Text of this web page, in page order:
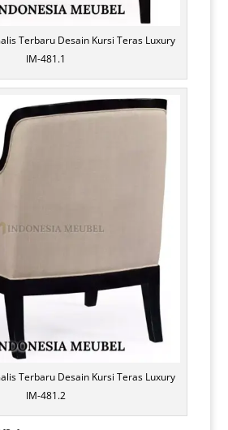
Terbaru Desain Kursi Teras Luxury
IM-481.1
Terbaru Desain Kursi Teras Luxury
IM-481.2